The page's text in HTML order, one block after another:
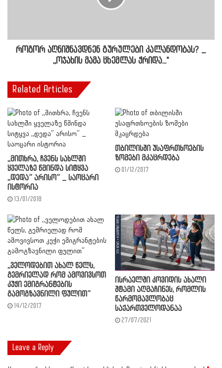
როგორ აღნიშნავდნენ გურულები კალანდობას? _
,,ოჯახის მამა ცხემლას ჭრიდა..."
Related Articles
,,მითხრა, ჩვენს სახლში
ყველაზე წმინდა სიტყვა
,,დედა” არისო” _ საოცარი
ისტორია
13/01/2018
თბილისში უსაფრთხოების
ზომები მკაცრდება
01/12/2017
,,ველოდებით ახალ წელს,
გემრიელად რომ ამოვივსოთ
კუჭი ემიგრანტების
გამოგზავნილი ფულით”
14/12/2017
ისრაელში კოვიდის ახალი
შტამი აღმაჩინეს, რომლის
წარმომავლობაც
საქართველოდანაა
27/07/2021
Leave a Reply